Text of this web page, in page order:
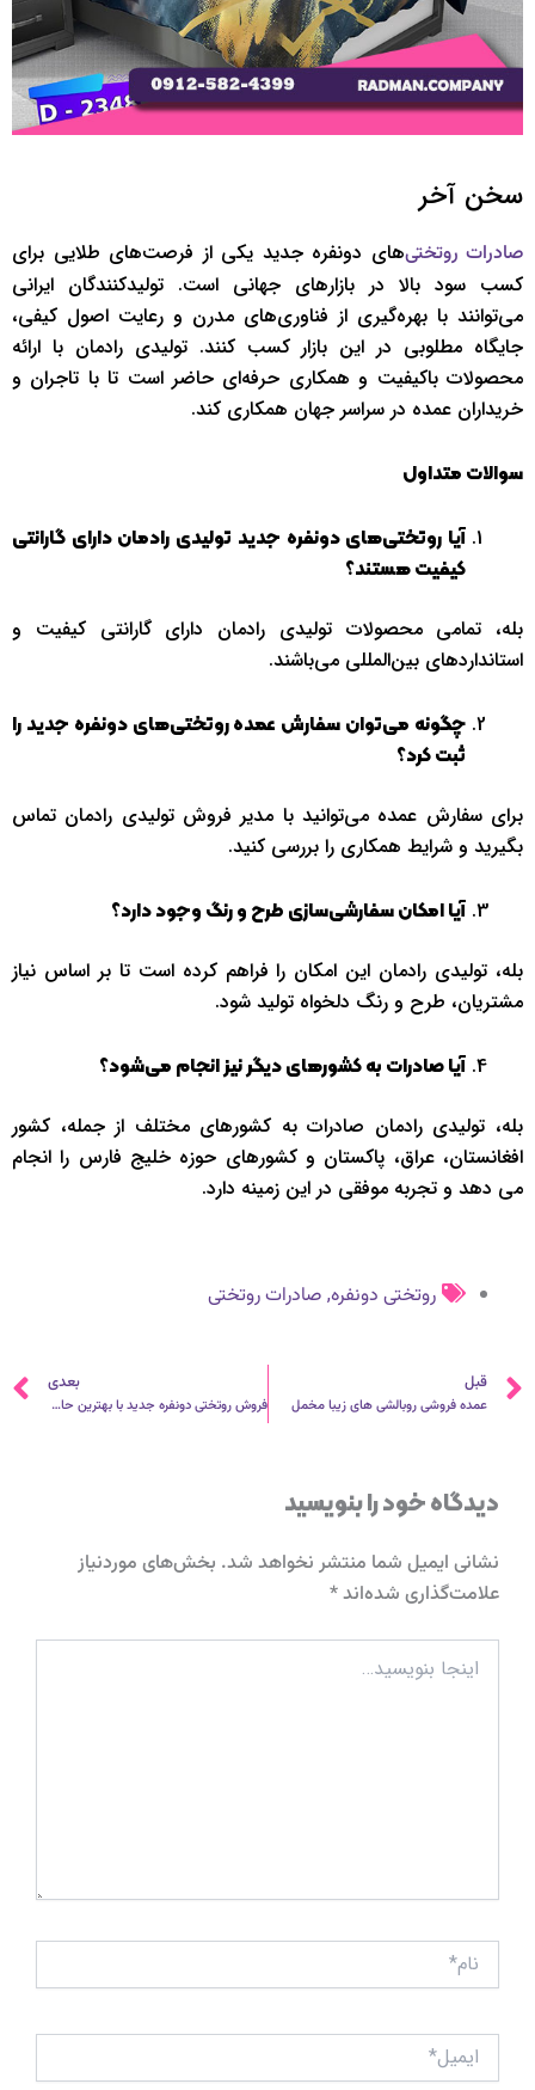
سخن آخر
صادرات روتختی‌های دونفره جدید یکی از فرصت‌های طلایی برای
کسب سود بالا در بازارهای جهانی است. تولیدکنندگان ایرانی
می‌توانند با بهره‌گیری از فناوری‌های مدرن و رعایت اصول کیفی،
جایگاه مطلوبی در این بازار کسب کنند. تولیدی رادمان با ارائه
محصولات باکیفیت و همکاری حرفه‌ای حاضر است تا با تاجران و
خریداران عمده در سراسر جهان همکاری کند.
سوالات متداول
آیا روتختی‌های دونفره جدید تولیدی رادمان دارای گارانتی
کیفیت هستند؟
بله، تمامی محصولات تولیدی رادمان دارای گارانتی کیفیت و
استانداردهای بین‌المللی می‌باشند.
چگونه می‌توان سفارش عمده روتختی‌های دونفره جدید را
ثبت کرد؟
برای سفارش عمده می‌توانید با مدیر فروش تولیدی رادمان تماس
بگیرید و شرایط همکاری را بررسی کنید.
آیا امکان سفارشی‌سازی طرح و رنگ وجود دارد؟
بله، تولیدی رادمان این امکان را فراهم کرده است تا بر اساس نیاز
مشتریان، طرح و رنگ دلخواه تولید شود.
آیا صادرات به کشورهای دیگر نیز انجام می‌شود؟
بله، تولیدی رادمان صادرات به کشورهای مختلف از جمله، کشور
افغانستان، عراق، پاکستان و کشورهای حوزه خلیج فارس را انجام
می دهد و تجربه موفقی در این زمینه دارد.
روتختی دونفره, صادرات روتختی
قبلی
قبل
عمده فروشی روبالشی‌ های زیبا مخمل
بعدی
فروش روتختی دونفره جدید با بهترین حاشیه سود
دیدگاه‌ خود را بنویسید
نشانی ایمیل شما منتشر نخواهد شد. بخش‌های موردنیاز
علامت‌گذاری شده‌اند*
بنویسید…
نام*
ایمیل*